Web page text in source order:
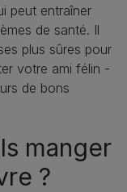
peut entraîner
de santé. Il
plus sûres pour
votre ami félin -
de bons
manger
?